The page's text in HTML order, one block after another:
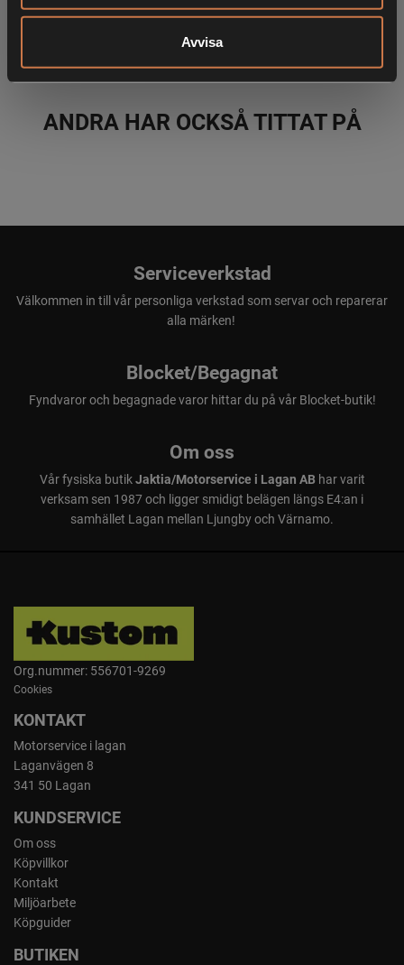
Avvisa
KÖPS OFTA TILLSAMMANS
ANDRA HAR OCKSÅ TITTAT PÅ
Serviceverkstad
Välkommen in till vår personliga verkstad som servar och reparerar
alla märken!
Blocket/Begagnat
Fyndvaror och begagnade varor hittar du på vår Blocket-butik!
Om oss
Vår fysiska butikJaktia/Motorservice i Lagan ABhar varit
verksam sen 1987 och ligger smidigt belägen längs E4:an i
samhället Lagan mellan Ljungby och Värnamo.
Org.nummer: 556701-9269
Cookies
KONTAKT
Motorservice i lagan
Laganvägen 8
341 50 Lagan
KUNDSERVICE
Om oss
Köpvillkor
Kontakt
Miljöarbete
Köpguider
BUTIKEN